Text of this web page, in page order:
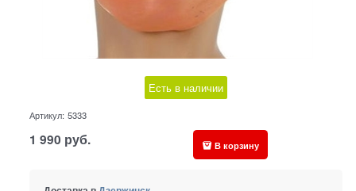
Есть в наличии
Артикул: 5333
1 990 руб. В корзину